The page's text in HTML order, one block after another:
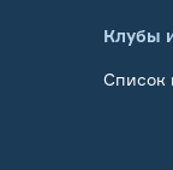
Клубы
Список